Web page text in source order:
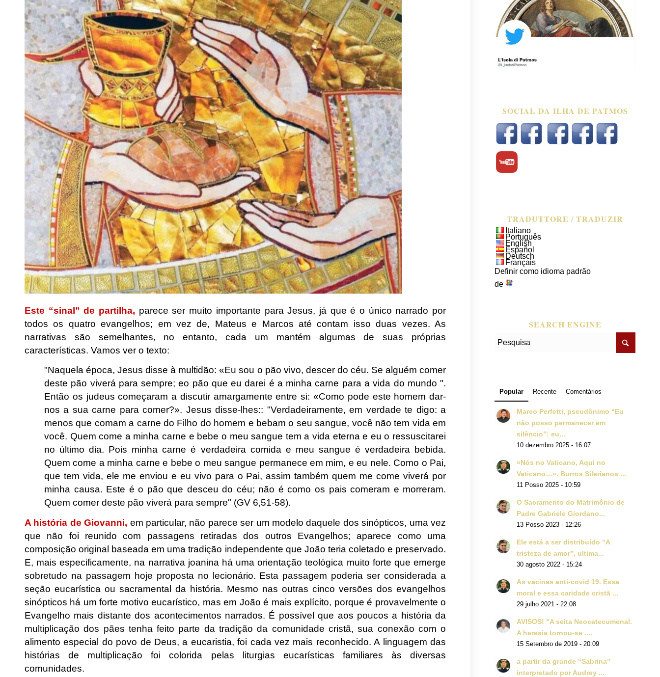
Este “sinal” de partilha, parece ser muito importante para Jesus, já que é o único narrado por
todos os quatro evangelhos; em vez de, Mateus e Marcos até contam isso duas vezes. As
narrativas são semelhantes, no entanto, cada um mantém algumas de suas próprias
características. Vamos ver o texto:
"Naquela época, Jesus disse à multidão: «Eu sou o pão vivo, descer do céu. Se alguém comer
deste pão viverá para sempre; eo pão que eu darei é a minha carne para a vida do mundo ".
Então os judeus começaram a discutir amargamente entre si: «Como pode este homem dar-
nos a sua carne para comer?». Jesus disse-lhes:: "Verdadeiramente, em verdade te digo: a
menos que comam a carne do Filho do homem e bebam o seu sangue, você não tem vida em
você. Quem come a minha carne e bebe o meu sangue tem a vida eterna e eu o ressuscitarei
no último dia. Pois minha carne é verdadeira comida e meu sangue é verdadeira bebida.
Quem come a minha carne e bebe o meu sangue permanece em mim, e eu nele. Como o Pai,
que tem vida, ele me enviou e eu vivo para o Pai, assim também quem me come viverá por
minha causa. Este é o pão que desceu do céu; não é como os pais comeram e morreram.
Quem comer deste pão viverá para sempre" (GV 6,51-58).
A história de Giovanni, em particular, não parece ser um modelo daquele dos sinópticos, uma vez
que não foi reunido com passagens retiradas dos outros Evangelhos; aparece como uma
composição original baseada em uma tradição independente que João teria coletado e preservado.
E, mais especificamente, na narrativa joanina há uma orientação teológica muito forte que emerge
sobretudo na passagem hoje proposta no lecionário. Esta passagem poderia ser considerada a
seção eucarística ou sacramental da história. Mesmo nas outras cinco versões dos evangelhos
sinópticos há um forte motivo eucarístico, mas em João é mais explícito, porque é provavelmente o
Evangelho mais distante dos acontecimentos narrados. É possível que aos poucos a história da
multiplicação dos pães tenha feito parte da tradição da comunidade cristã, sua conexão com o
alimento especial do povo de Deus, a eucaristia, foi cada vez mais reconhecido. A linguagem das
histórias de multiplicação foi colorida pelas liturgias eucarísticas familiares às diversas
comunidades.
SOCIAL DA ILHA DE PATMOS
TRADUTTORE / TRADUZIR
Italiano
Português
English
Español
Deutsch
Français
Definir como idioma padrão
de
SEARCH ENGINE
Popular Recente Comentários
Marco Perfetti, pseudônimo “Eu
não posso permanecer em
silêncio”: eu...
10 dezembro 2025 - 16:07
«Nós no Vaticano, Aqui no
Vaticano…». Burros Silerianos ...
11 Posso 2025 - 10:59
O Sacramento do Matrimônio de
Padre Gabriele Giordano...
13 Posso 2023 - 12:26
Ele está a ser distribuído “A
tristeza de amor”, ultima...
30 agosto 2022 - 15:24
As vacinas anti-covid 19. Essa
moral e essa caridade cristã ...
29 julho 2021 - 22:08
AVISOS! "A seita Neocatecumenal.
A heresia tornou-se ....
15 Setembro de 2019 - 20:09
a partir da grande “Sabrina”
interpretado por Audrey ...